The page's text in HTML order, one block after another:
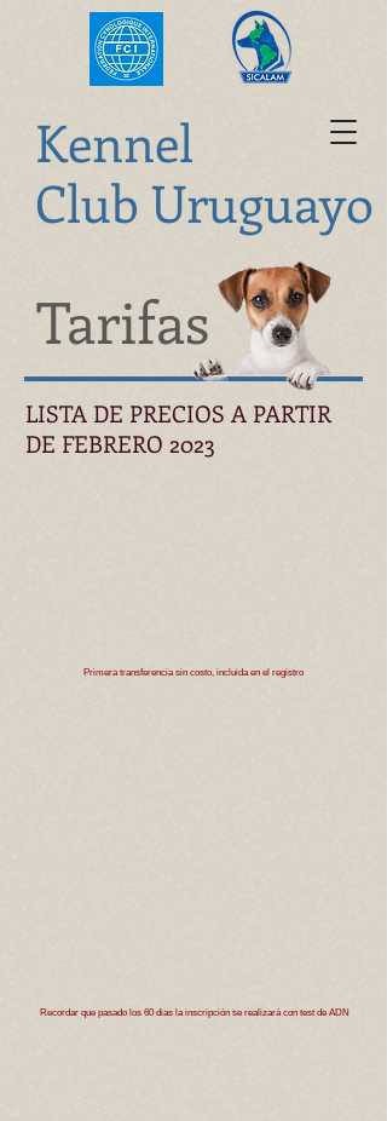
Kennel
Club Uruguayo
Tarifas
LISTA DE PRECIOS A PARTIR
DE FEBRERO 2023
Recordar que pasado los 60 dias la inscripción se realizará con test de ADN
Primera transferencia sin costo, incluida en el registro